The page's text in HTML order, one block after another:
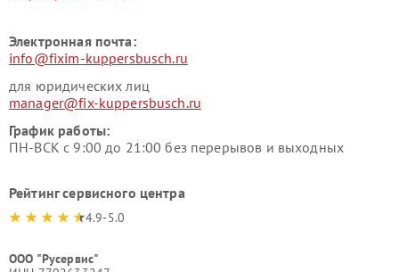
Электронная почта:
info@fixim-kuppersbusch.ru
для юридических лиц
manager@fix-kuppersbusch.ru
График работы:
ПН-ВСК с 9:00 до 21:00 без перерывов и выходных
Рейтинг сервисного центра
4.9-5.0
ООО "Русервис"